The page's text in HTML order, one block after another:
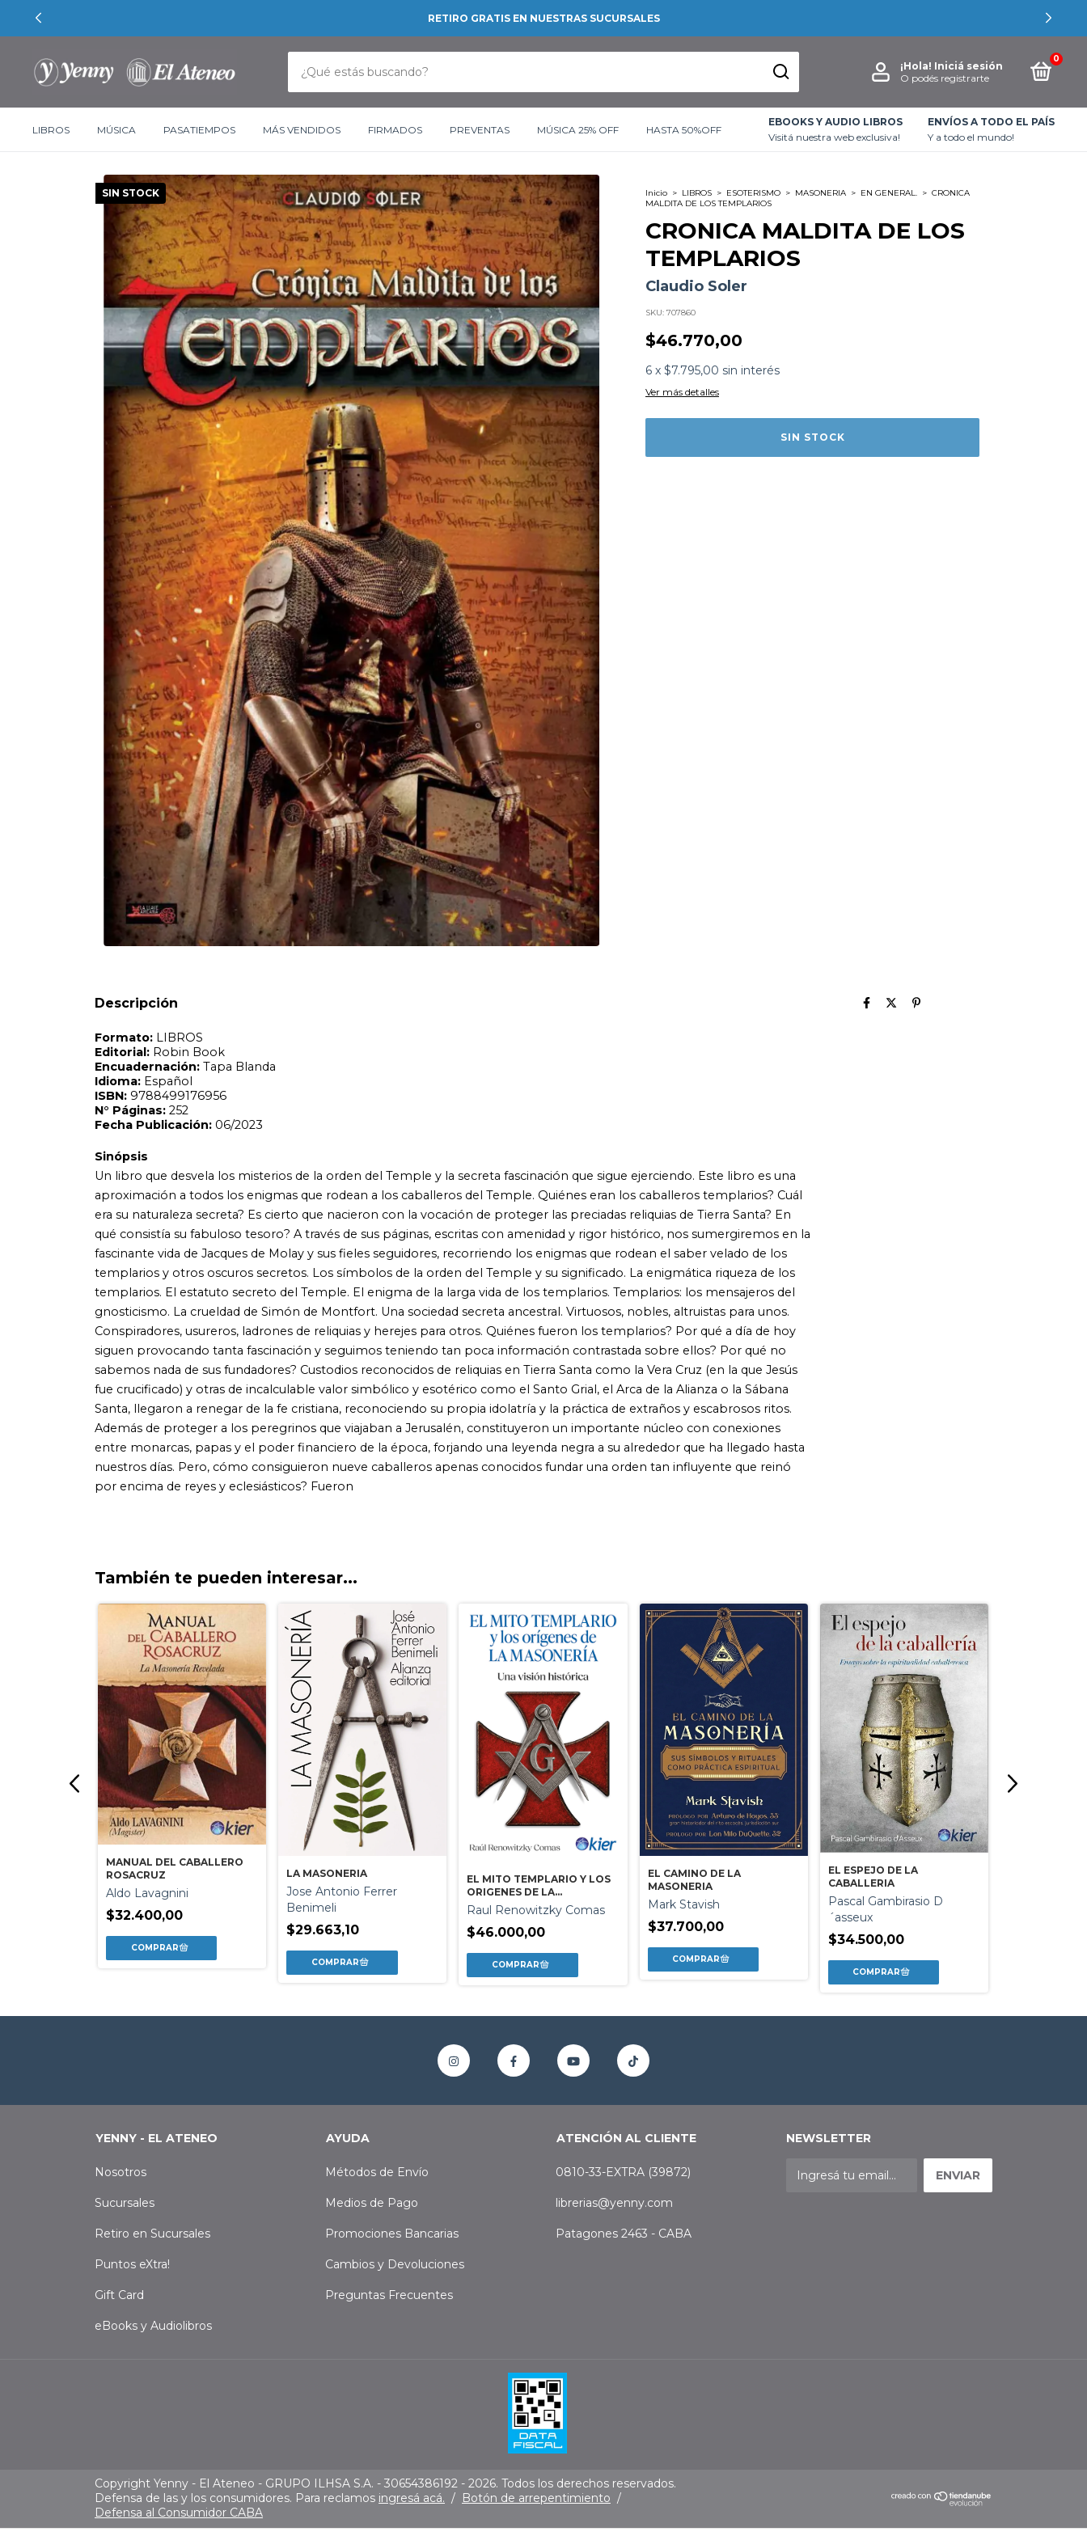
RETIRO GRATIS EN NUESTRAS SUCURSALES
¡Hola! Iniciá sesión
O podés registrarte
0
LIBROS MÚSICA PASATIEMPOS MÁS VENDIDOS FIRMADOS PREVENTAS MÚSICA 25% OFF HASTA 50%OFF
EBOOKS Y AUDIO LIBROS
Visitá nuestra web exclusiva!
ENVÍOS A TODO EL PAÍS
Y a todo el mundo!
SIN STOCK Inicio > LIBROS > ESOTERISMO > MASONERIA > EN GENERAL. > CRONICA
MALDITA DE LOS TEMPLARIOS
CRONICA MALDITA DE LOS
TEMPLARIOS
Claudio Soler
SKU: 707860
$46.770,00
6 x $7.795,00 sin interés
Ver más detalles
Descripción
LIBROS
Editorial:
Robin Book
Encuadernación:Tapa Blanda
Español
9788499176956
Páginas:252
Fecha Publicación:06/2023
aproximación a todos los enigmas que rodean a los caballeros del Temple. Quiénes eran los caballeros templarios? Cuál
era su naturaleza secreta? Es cierto que nacieron con la vocación de proteger las preciadas reliquias de Tierra Santa? En
fascinante vida de Jacques de Molay y sus fieles seguidores, recorriendo los enigmas que rodean el saber velado de los
templarios y otros oscuros secretos. Los símbolos de la orden del Temple y su significado. La enigmática riqueza de los
templarios. El estatuto secreto del Temple. El enigma de la larga vida de los templarios. Templarios: los mensajeros del
gnosticismo. La crueldad de Simón de Montfort. Una sociedad secreta ancestral. Virtuosos, nobles, altruistas para unos.
Conspiradores, usureros, ladrones de reliquias y herejes para otros. Quiénes fueron los templarios? Por qué a día de hoy
siguen provocando tanta fascinación y seguimos teniendo tan poca información contrastada sobre ellos? Por qué no
fue crucificado) y otras de incalculable valor simbólico y esotérico como el Santo Grial, el Arca de la Alianza o la Sábana
Santa, llegaron a renegar de la fe cristiana, reconociendo su propia idolatría y la práctica de extraños y escabrosos ritos.
Además de proteger a los peregrinos que viajaban a Jerusalén, constituyeron un importante núcleo con conexiones
nuestros días. Pero, cómo consiguieron nueve caballeros apenas conocidos fundar una orden tan influyente que reinó
por encima de reyes y eclesiásticos? Fueron
También te pueden interesar...
MANUAL DEL CABALLERO
ROSACRUZ
Aldo Lavagnini
$32.400,00
LA MASONERIA
Jose Antonio Ferrer
Benimeli
$29.663,10
EL MITO TEMPLARIO Y LOS
ORIGENES DE LA
MASONERIA
Raul Renowitzky Comas
$46.000,00
EL CAMINO DE LA
MASONERIA
Mark Stavish
$37.700,00
EL ESPEJO DE LA
CABALLERIA
Pascal Gambirasio D
´asseux
$34.500,00
YENNY - EL ATENEO
Nosotros
Sucursales
Retiro en Sucursales
Puntos eXtra!
Gift Card
eBooks y Audiolibros
AYUDA
Métodos de Envío
Medios de Pago
Promociones Bancarias
Cambios y Devoluciones
Preguntas Frecuentes
ATENCIÓN AL CLIENTE
0810-33-EXTRA (39872)
librerias@yenny.com
Patagones 2463 - CABA
NEWSLETTER
Copyright Yenny - El Ateneo - GRUPO ILHSA S.A. - 30654386192 - 2026. Todos los derechos reservados.
Defensa de las y los consumidores. Para reclamos ingresá acá. / Botón de arrepentimiento /
Defensa al Consumidor CABA